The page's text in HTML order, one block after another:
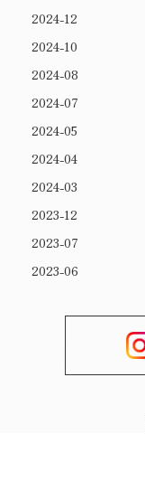
2024-12
2024-10
2024-08
2024-07
2024-05
2024-04
2024-03
2023-12
2023-07
2023-06